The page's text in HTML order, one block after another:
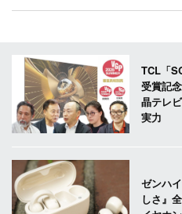
TCL「
受賞記
晶テレ
実力
ゼンハ
しさ』